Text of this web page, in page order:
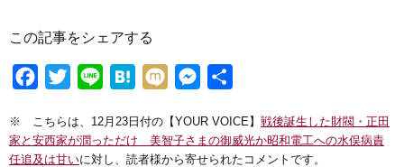
この記事をシェアする
c
e
i
n
e
H
t
e
M
x
s
s
※ こちらは、12月23日付の【YOUR VOICE】 戦後誕生した財閥・正田
家と安西家が潤っただけ 美智子さまの御威光か昭和電工への水俣病責
任追及は甘いに対し、読者様から寄せられたコメントです。